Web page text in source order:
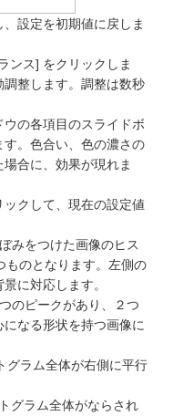
設定を初期値に戻しま
ンス] をクリックしま
整します。調整は数秒
の各項目のスライドボ
。色合い、色の濃さの
合に、効果が現れま
クして、現在の設定値
みをつけた画像のヒス
ものとなります。左側の
に対応します。
のピークがあり、２つ
なる形状を持つ画像に
グラム全体が右側に平行
グラム全体がならされ